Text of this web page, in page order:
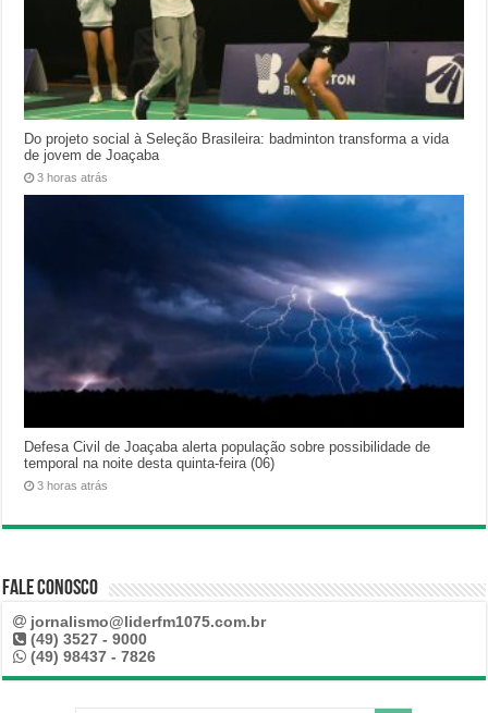
Do projeto social à Seleção Brasileira: badminton transforma a vida
de jovem de Joaçaba
3 horas atrás
Defesa Civil de Joaçaba alerta população sobre possibilidade de
temporal na noite desta quinta-feira (06)
3 horas atrás
Fale Conosco
jornalismo@liderfm1075.com.br
(49) 3527 - 9000
(49) 98437 - 7826